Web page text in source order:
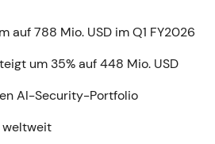
Workload- und Cloud-VDI-
Mio. USD (+40 % ggü. Vorjahr),
GTM-Skalierung
788 Mio. USD im Q1 FY2026
um 35% auf 448 Mio. USD
AI-Security-Portfolio
weltweit